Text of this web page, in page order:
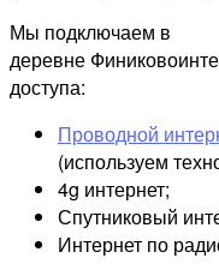
Мы подключаем в
деревне
доступа:
Проводной
(используем
4g интернет;
Спутниковый
Интернет по